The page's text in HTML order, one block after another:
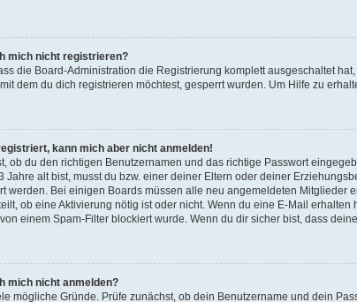
mich nicht registrieren?
die Board-Administration die Registrierung komplett ausgeschaltet
dem du dich registrieren möchtest, gesperrt wurden. Um Hilfe zu
kann mich aber nicht anmelden!
ob du den richtigen Benutzernamen und das richtige Passwort
Jahre alt bist, musst du bzw. einer deiner Eltern oder deiner
werden. Bei einigen Boards müssen alle neu angemeldeten Mitglieder
ob eine Aktivierung nötig ist oder nicht. Wenn du eine E-Mail
einem Spam-Filter blockiert wurde. Wenn du dir sicher bist, dass
mich nicht anmelden?
mögliche Gründe. Prüfe zunächst, ob dein Benutzername und dein